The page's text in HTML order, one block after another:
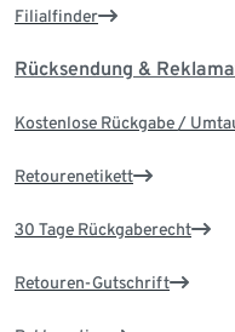
Filialfinder
Rücksendung &
Kostenlose Rückgabe /
Retourenetikett
30 Tage Rückgaberecht
Retouren-Gutschrift